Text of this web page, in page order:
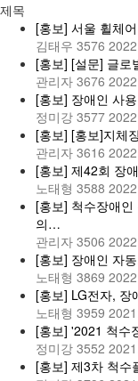
제목
[홍보] 서울 휠체
김태우 3576
[홍보] [설문] 글로
관리자 3676
[홍보] 장애인 사
정미강 3577
[홍보] [홍보]지체
관리자 3616
[홍보] 제42회 장
노태형 3588
[홍보] 척수장애
의…
관리자 3506
[홍보] 장애인 자
노태형 3869
[홍보] LG전자, 장
노태형 3959
[홍보] '2021 척수
정미강 3552
[홍보] 제3차 척수